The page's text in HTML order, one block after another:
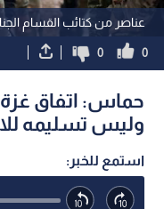
عناصر من كتائب القسام
0
0
حماس: اتفاق
وليس تسليمه
استمع للخبر: